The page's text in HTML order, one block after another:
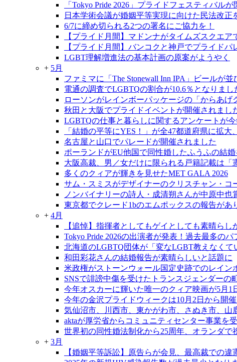
「Tokyo Pride 2026」プライドフェスティバル
日本学術会議が婚姻平等実現に向けた民法改正
6/7に締め切られる2つの署名にご協力を！
【プライド月間】マドンナがタイムズスクエ
【プライド月間】バンコクと神戸でプライドパ
LGBT理解増進法の基本計画の原案がようやく
+ 5月
ファミマに「The Stonewall Inn IPA」ビールが並
電通の調査でLGBTQの割合が10.6％となりまし
ローソンがレインボーパッケージの「からあげ
秋田と大阪でプライドイベントが開催されまし
LGBTQの仕事と暮らしに関するアンケートが
「結婚の平等にYES！」が全47都道府県に拡大
名古屋と山口でパレードが開催されました
ポーランドがEU他国で同性婚したふうふの結
大阪高裁、男／女だけに限られる戸籍記載は「
多くのクィアが輝きを見せたMET GALA 2026
サム・スミスがデザイナーのクリスチャン・コ
ノンバイナリーの詩人・成清朔さんが中原中也
東京都でクレード1bのエムポックスの報告があ
+ 4月
【追悼】指揮者としてもゲイとしても素晴ら
Tokyo Pride 2026の出演者が発表！過去最多のパ
北海道のLGBTQ団体が「変なLGBT教えなくて
和田彩花さんの結婚報告が素晴らしいと話題に
米政権がストーンウォール国定史跡でのレイン
SNSで誹謗中傷を受けたトランスジェンダーの
今年オスカーに輝いた唯一のクィア映画が5月1
今年の金沢プライドウィークは10月2日から開
気仙沼市、川西市、東かがわ市、さぬき市、山
aktaが厚労省からコミュニティセンター事業を
世界初の同性婚法制化から25周年、オランダで
+ 3月
【婚姻平等訴訟】原告らが会見、最高裁での